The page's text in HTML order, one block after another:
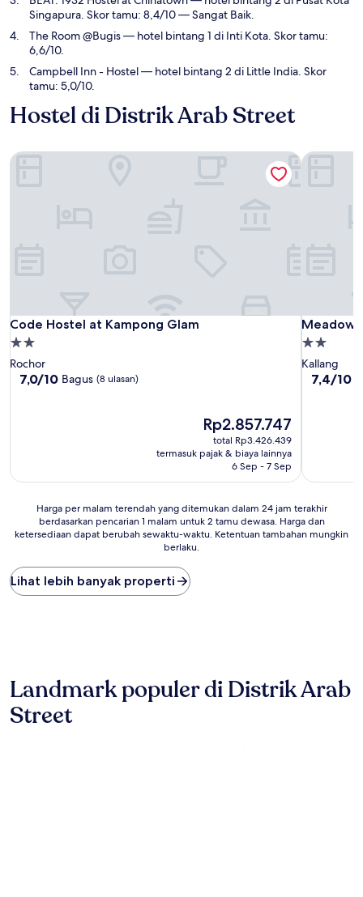
Singapura. Skor tamu: 8,4/10 — Sangat Baik.
The Room @Bugis— hotel bintang 1 di Inti Kota. Skor tamu:
6,6/10.
Campbell Inn - Hostel— hotel bintang 2 di Little India. Skor
tamu: 5,0/10.
Hostel di Distrik Arab Street
Code Hostel at Kampong Glam
Code Hostel at Kampong Glam
Properti
bintang
2.0
Rochor
7.0
7,0/10 Bagus (8 ulasan)
Harga
sekarang
Rp2.857.747
Rp2.857.747
total Rp3.426.439
termasuk pajak & biaya lainnya
6 Sep - 7 Sep
Code Hostel at Kampong Glam
Properti
bintang
2.0
Kallang
7.4
7,4/10
Meadows
Harga
malam
yang
ditemukan
dalam
1
malam
untuk
2
Harga per malam terendah yang ditemukan dalam 24 jam terakhir
berdasarkan pencarian 1 malam untuk 2 tamu dewasa. Harga dan
ketersediaan dapat berubah sewaktu-waktu. Ketentuan tambahan mungkin
berlaku.
Lihat lebih banyak properti
Landmark populer di Distrik Arab
Street